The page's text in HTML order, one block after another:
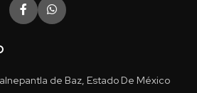
de Baz, Estado De México